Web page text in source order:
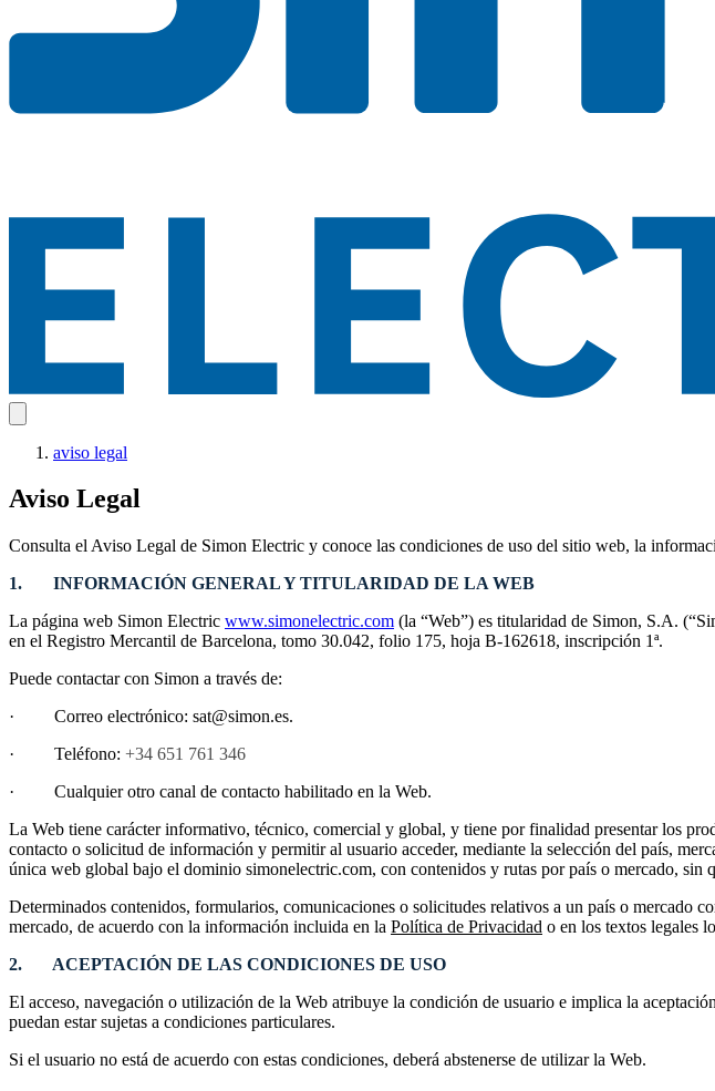
aviso legal
Aviso Legal
Consulta el Aviso Legal de Simon Electric y conoce las condiciones de uso del sitio web, la
1. INFORMACIÓN GENERAL Y TITULARIDAD DE LA WEB
La página web Simon Electric www.simonelectric.com (la “Web”) es titularidad de Simon, S.A.
en el Registro Mercantil de Barcelona, tomo 30.042, folio 175, hoja B-162618, inscripción 1ª.
Puede contactar con Simon a través de:
· Correo electrónico: sat@simon.es.
· Teléfono: +34 651 761 346
· Cualquier otro canal de contacto habilitado en la Web.
La Web tiene carácter informativo, técnico, comercial y global, y tiene por finalidad presentar los
contacto o solicitud de información y permitir al usuario acceder, mediante la selección del país,
única web global bajo el dominio simonelectric.com, con contenidos y rutas por país o mercado, sin
Determinados contenidos, formularios, comunicaciones o solicitudes relativos a un país o mercado
mercado, de acuerdo con la información incluida en la Política de Privacidad o en los textos legales
2. ACEPTACIÓN DE LAS CONDICIONES DE USO
El acceso, navegación o utilización de la Web atribuye la condición de usuario e implica la
puedan estar sujetas a condiciones particulares.
Si el usuario no está de acuerdo con estas condiciones, deberá abstenerse de utilizar la Web.